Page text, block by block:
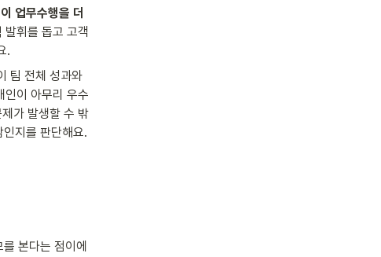
업무수행을 더
휘를 돕고 고객
.
팀 전체 성과와
인이 아무리 우수
가 발생할 수 밖
지를 판단해요.
본다는 점이에